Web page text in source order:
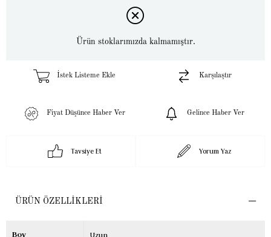
Ürün stoklarımızda kalmamıştır.
İstek Listeme Ekle Karşılaştır
Fiyat Düşünce Haber Ver Gelince Haber Ver
Tavsiye Et Yorum Yaz
ÜRÜN ÖZELLIKLERI
Boy Uzun